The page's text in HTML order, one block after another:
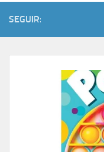
SEGUIR: